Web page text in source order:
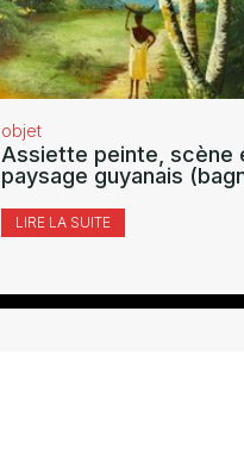
objet
Assiette peinte, scène
paysage guyanais
LIRE LA SUITE